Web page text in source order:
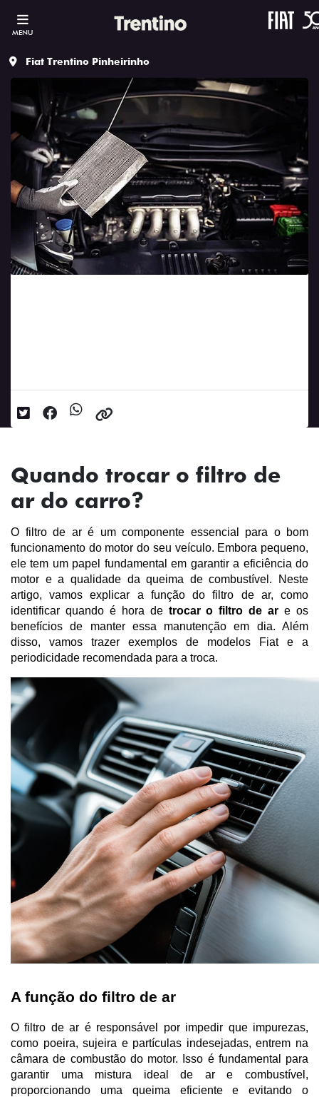
MENU
Fiat Trentino Pinheirinho
Quando trocar o filtro de
ar do carro?
O filtro de ar é um componente essencial para o bom
funcionamento do motor do seu veículo. Embora pequeno,
ele tem um papel fundamental em garantir a eficiência do
motor e a qualidade da queima de combustível. Neste
artigo, vamos explicar a função do filtro de ar, como
identificar quando é hora de trocar o filtro de ar e os
benefícios de manter essa manutenção em dia. Além
disso, vamos trazer exemplos de modelos Fiat e a
periodicidade recomendada para a troca.
A função do filtro de ar
O filtro de ar é responsável por impedir que impurezas,
como poeira, sujeira e partículas indesejadas, entrem na
câmara de combustão do motor. Isso é fundamental para
garantir uma mistura ideal de ar e combustível,
proporcionando uma queima eficiente e evitando o